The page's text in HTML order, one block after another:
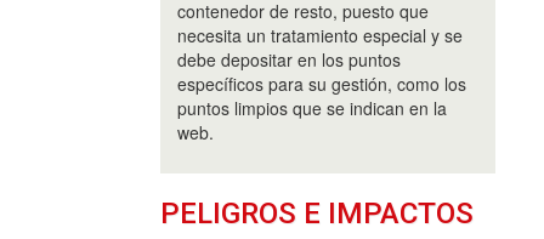
contenedor de resto, puesto que
necesita un tratamiento especial y se
debe depositar en los puntos
específicos para su gestión, como los
puntos limpios que se indican en la
web.
PELIGROS E IMPACTOS